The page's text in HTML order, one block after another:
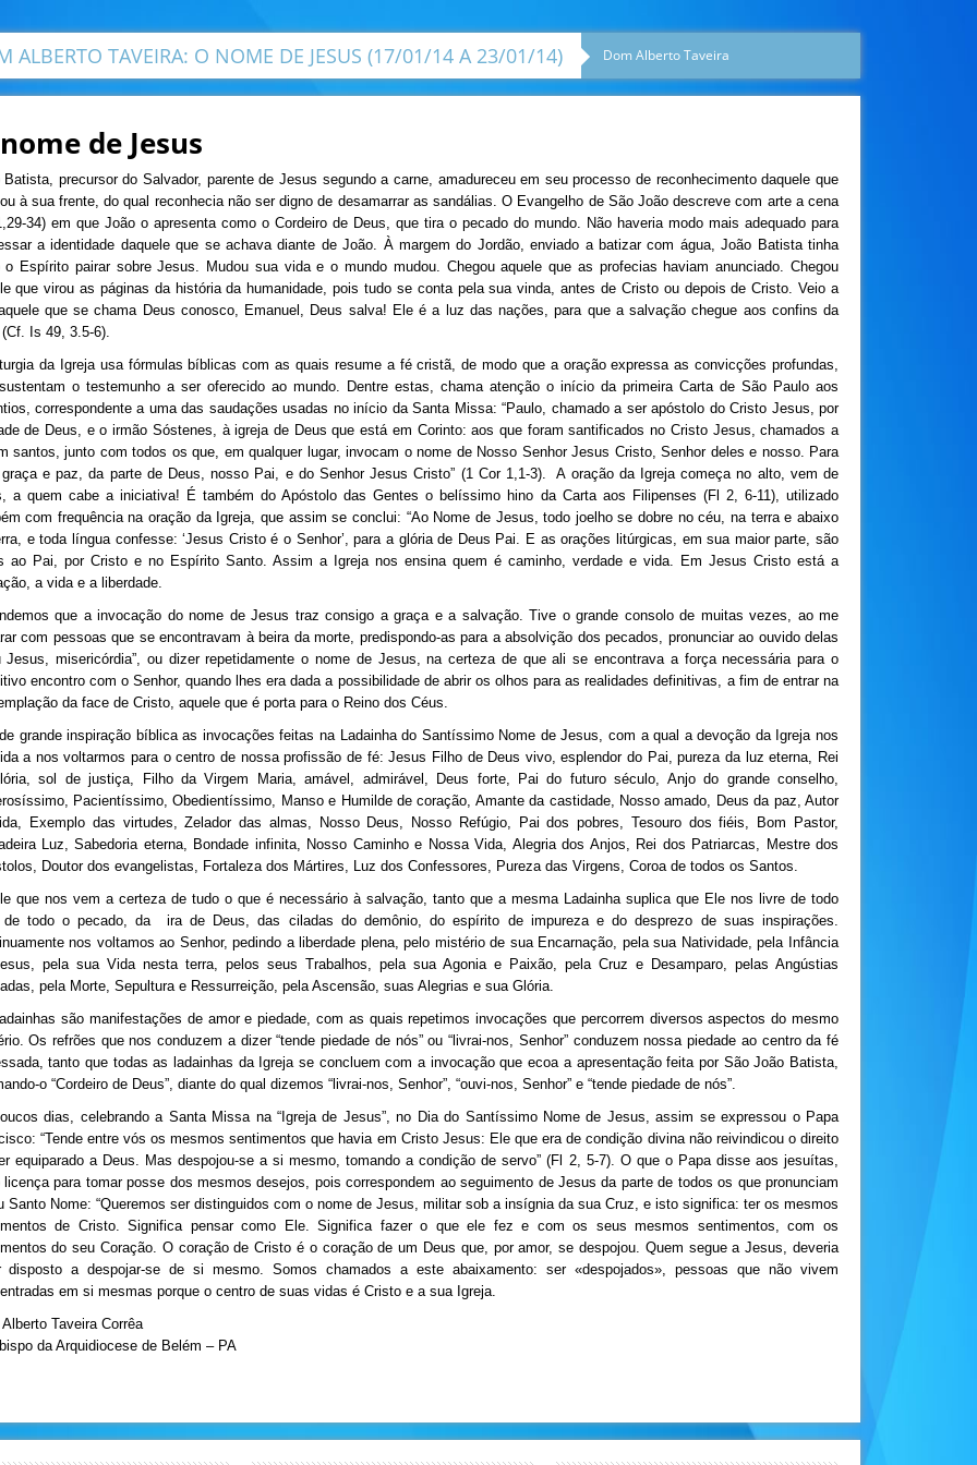
ALBERTO TAVEIRA: O NOME DE JESUS (17/01/14 A 23/01/14) Dom Alberto Taveira
de Jesus
Batista, precursor do Salvador, parente de Jesus segundo a carne, amadureceu em seu processo de reconhecimento daquele que
à sua frente, do qual reconhecia não ser digno de desamarrar as sandálias. O Evangelho de São João descreve com arte a cena
34) em que João o apresenta como o Cordeiro de Deus, que tira o pecado do mundo. Não haveria modo mais adequado para
a identidade daquele que se achava diante de João. À margem do Jordão, enviado a batizar com água, João Batista tinha
o Espírito pairar sobre Jesus. Mudou sua vida e o mundo mudou. Chegou aquele que as profecias haviam anunciado. Chegou
que virou as páginas da história da humanidade, pois tudo se conta pela sua vinda, antes de Cristo ou depois de Cristo. Veio a
que se chama Deus conosco, Emanuel, Deus salva! Ele é a luz das nações, para que a salvação chegue aos confins da
Is 49, 3.5-6).
da Igreja usa fórmulas bíblicas com as quais resume a fé cristã, de modo que a oração expressa as convicções profundas,
o testemunho a ser oferecido ao mundo. Dentre estas, chama atenção o início da primeira Carta de São Paulo aos
correspondente a uma das saudações usadas no início da Santa Missa: “Paulo, chamado a ser apóstolo do Cristo Jesus, por
de Deus, e o irmão Sóstenes, à igreja de Deus que está em Corinto: aos que foram santificados no Cristo Jesus, chamados a
santos, junto com todos os que, em qualquer lugar, invocam o nome de Nosso Senhor Jesus Cristo, Senhor deles e nosso. Para
e paz, da parte de Deus, nosso Pai, e do Senhor Jesus Cristo” (1 Cor 1,1-3). A oração da Igreja começa no alto, vem de
a quem cabe a iniciativa! É também do Apóstolo das Gentes o belíssimo hino da Carta aos Filipenses (Fl 2, 6-11), utilizado
com frequência na oração da Igreja, que assim se conclui: “Ao Nome de Jesus, todo joelho se dobre no céu, na terra e abaixo
e toda língua confesse: ‘Jesus Cristo é o Senhor’, para a glória de Deus Pai. E as orações litúrgicas, em sua maior parte, são
ao Pai, por Cristo e no Espírito Santo. Assim a Igreja nos ensina quem é caminho, verdade e vida. Em Jesus Cristo está a
a vida e a liberdade.
que a invocação do nome de Jesus traz consigo a graça e a salvação. Tive o grande consolo de muitas vezes, ao me
com pessoas que se encontravam à beira da morte, predispondo-as para a absolvição dos pecados, pronunciar ao ouvido delas
Jesus, misericórdia”, ou dizer repetidamente o nome de Jesus, na certeza de que ali se encontrava a força necessária para o
encontro com o Senhor, quando lhes era dada a possibilidade de abrir os olhos para as realidades definitivas, a fim de entrar na
da face de Cristo, aquele que é porta para o Reino dos Céus.
grande inspiração bíblica as invocações feitas na Ladainha do Santíssimo Nome de Jesus, com a qual a devoção da Igreja nos
a nos voltarmos para o centro de nossa profissão de fé: Jesus Filho de Deus vivo, esplendor do Pai, pureza da luz eterna, Rei
sol de justiça, Filho da Virgem Maria, amável, admirável, Deus forte, Pai do futuro século, Anjo do grande conselho,
Pacientíssimo, Obedientíssimo, Manso e Humilde de coração, Amante da castidade, Nosso amado, Deus da paz, Autor
Exemplo das virtudes, Zelador das almas, Nosso Deus, Nosso Refúgio, Pai dos pobres, Tesouro dos fiéis, Bom Pastor,
Luz, Sabedoria eterna, Bondade infinita, Nosso Caminho e Nossa Vida, Alegria dos Anjos, Rei dos Patriarcas, Mestre dos
Doutor dos evangelistas, Fortaleza dos Mártires, Luz dos Confessores, Pureza das Virgens, Coroa de todos os Santos.
que nos vem a certeza de tudo o que é necessário à salvação, tanto que a mesma Ladainha suplica que Ele nos livre de todo
de todo o pecado, da ira de Deus, das ciladas do demônio, do espírito de impureza e do desprezo de suas inspirações.
nos voltamos ao Senhor, pedindo a liberdade plena, pelo mistério de sua Encarnação, pela sua Natividade, pela Infância
pela sua Vida nesta terra, pelos seus Trabalhos, pela sua Agonia e Paixão, pela Cruz e Desamparo, pelas Angústias
pela Morte, Sepultura e Ressurreição, pela Ascensão, suas Alegrias e sua Glória.
são manifestações de amor e piedade, com as quais repetimos invocações que percorrem diversos aspectos do mesmo
Os refrões que nos conduzem a dizer “tende piedade de nós” ou “livrai-nos, Senhor” conduzem nossa piedade ao centro da fé
tanto que todas as ladainhas da Igreja se concluem com a invocação que ecoa a apresentação feita por São João Batista,
o “Cordeiro de Deus”, diante do qual dizemos “livrai-nos, Senhor”, “ouvi-nos, Senhor” e “tende piedade de nós”.
dias, celebrando a Santa Missa na “Igreja de Jesus”, no Dia do Santíssimo Nome de Jesus, assim se expressou o Papa
“Tende entre vós os mesmos sentimentos que havia em Cristo Jesus: Ele que era de condição divina não reivindicou o direito
equiparado a Deus. Mas despojou-se a si mesmo, tomando a condição de servo” (Fl 2, 5-7). O que o Papa disse aos jesuítas,
licença para tomar posse dos mesmos desejos, pois correspondem ao seguimento de Jesus da parte de todos os que pronunciam
Santo Nome: “Queremos ser distinguidos com o nome de Jesus, militar sob a insígnia da sua Cruz, e isto significa: ter os mesmos
de Cristo. Significa pensar como Ele. Significa fazer o que ele fez e com os seus mesmos sentimentos, com os
do seu Coração. O coração de Cristo é o coração de um Deus que, por amor, se despojou. Quem segue a Jesus, deveria
disposto a despojar-se de si mesmo. Somos chamados a este abaixamento: ser «despojados», pessoas que não vivem
em si mesmas porque o centro de suas vidas é Cristo e a sua Igreja.
Alberto Taveira Corrêa
da Arquidiocese de Belém – PA